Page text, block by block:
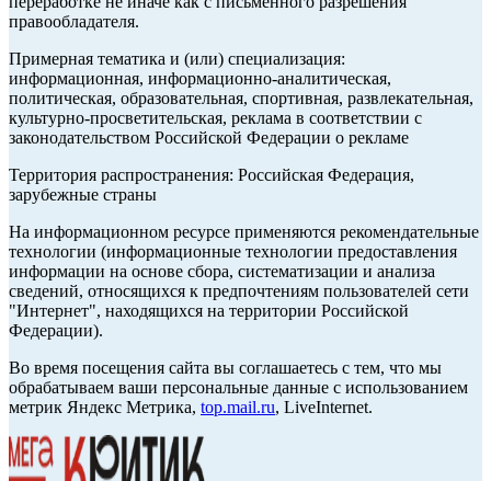
правообладателя.
Примерная тематика и (или) специализация:
информационная, информационно-аналитическая,
политическая, образовательная, спортивная, развлекательная,
культурно-просветительская, реклама в соответствии с
законодательством Российской Федерации о рекламе
Территория распространения: Российская Федерация,
зарубежные страны
На информационном ресурсе применяются рекомендательные
технологии (информационные технологии предоставления
информации на основе сбора, систематизации и анализа
сведений, относящихся к предпочтениям пользователей сети
"Интернет", находящихся на территории Российской
Федерации).
Во время посещения сайта вы соглашаетесь с тем, что мы
обрабатываем ваши персональные данные с использованием
метрик Яндекс Метрика, top.mail.ru, LiveInternet.